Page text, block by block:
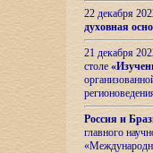
22 декабря
духовная
21 декабря
столе
Россия и
главного